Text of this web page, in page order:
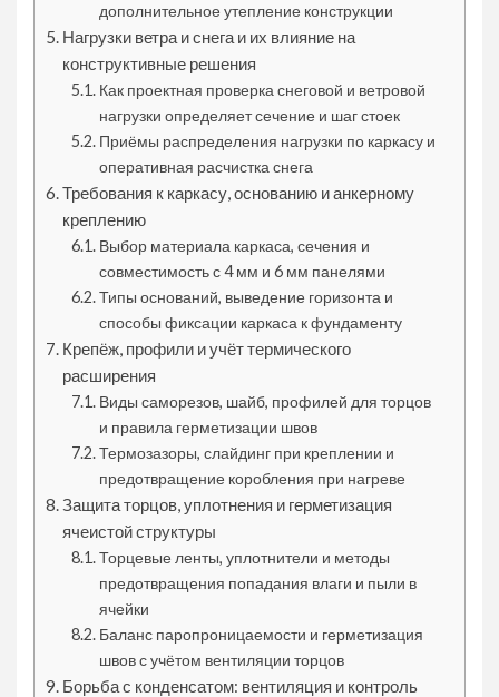
дополнительное утепление конструкции
Нагрузки ветра и снега и их влияние на
конструктивные решения
Как проектная проверка снеговой и ветровой
нагрузки определяет сечение и шаг стоек
Приёмы распределения нагрузки по каркасу и
оперативная расчистка снега
Требования к каркасу, основанию и анкерному
креплению
Выбор материала каркаса, сечения и
совместимость с 4 мм и 6 мм панелями
Типы оснований, выведение горизонта и
способы фиксации каркаса к фундаменту
Крепёж, профили и учёт термического
расширения
Виды саморезов, шайб, профилей для торцов
и правила герметизации швов
Термозазоры, слайдинг при креплении и
предотвращение коробления при нагреве
Защита торцов, уплотнения и герметизация
ячеистой структуры
Торцевые ленты, уплотнители и методы
предотвращения попадания влаги и пыли в
ячейки
Баланс паропроницаемости и герметизация
швов с учётом вентиляции торцов
Борьба с конденсатом: вентиляция и контроль